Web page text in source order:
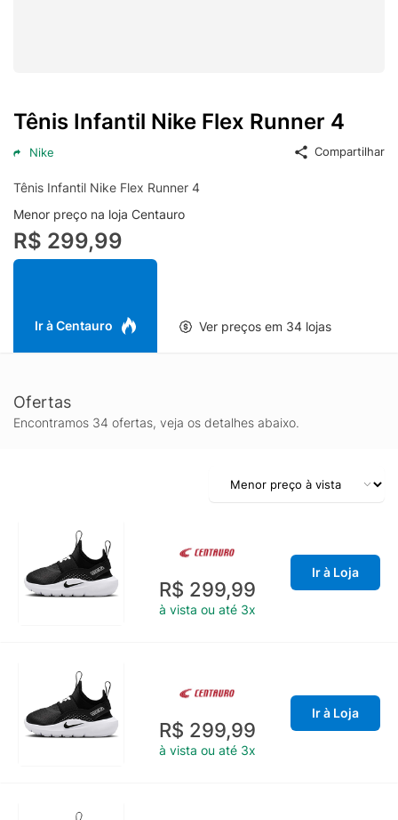
Tênis Infantil Nike Flex Runner 4
Nike Compartilhar
Tênis Infantil Nike Flex Runner 4
Menor preço na loja Centauro
R$ 299,99
Ir à Centauro Ver preços em 34 lojas
Ofertas
Encontramos 34 ofertas, veja os detalhes abaixo.
R$ 299,99
à vista ou até 3x
Ir à Loja
R$ 299,99
à vista ou até 3x
Ir à Loja